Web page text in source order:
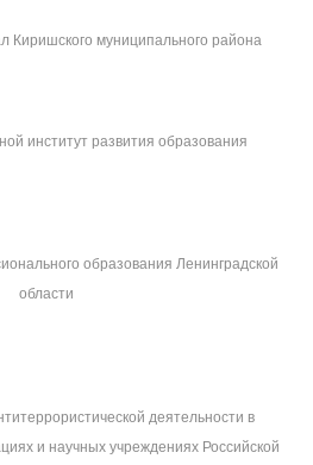
Киришского муниципального района
институт развития образования
образования Ленинградской
области
деятельности в
и научных учреждениях Российской